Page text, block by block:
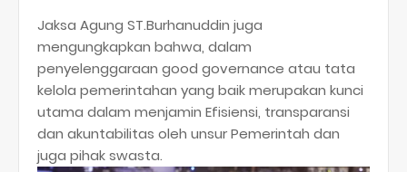
Jaksa Agung ST.Burhanuddin juga
mengungkapkan bahwa, dalam
penyelenggaraan good governance atau tata
kelola pemerintahan yang baik merupakan kunci
utama dalam menjamin Efisiensi, transparansi
dan akuntabilitas oleh unsur Pemerintah dan
juga pihak swasta.